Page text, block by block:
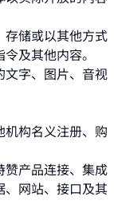
存储或以其他方式
及其他内容。
文字、图片、音视
机构名义注册、购
赞产品连接、集成
、网站、接口及其